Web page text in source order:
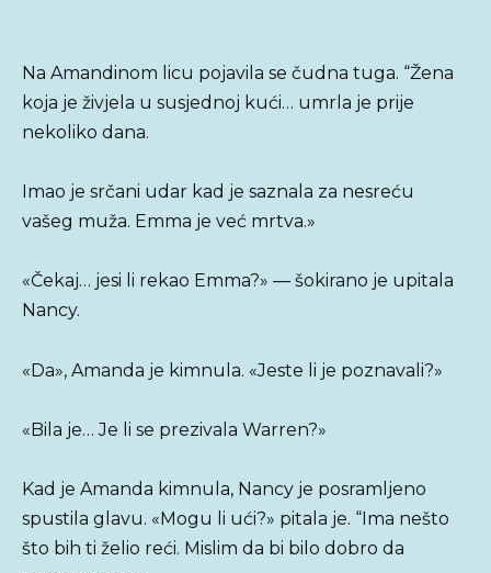
Na Amandinom licu pojavila se čudna tuga. “Žena
koja je živjela u susjednoj kući… umrla je prije
nekoliko dana.
Imao je srčani udar kad je saznala za nesreću
vašeg muža. Emma je već mrtva.»
«Čekaj… jesi li rekao Emma?» — šokirano je upitala
Nancy.
«Da», Amanda je kimnula. «Jeste li je poznavali?»
«Bila je… Je li se prezivala Warren?»
Kad je Amanda kimnula, Nancy je posramljeno
spustila glavu. «Mogu li ući?» pitala je. “Ima nešto
što bih ti želio reći. Mislim da bi bilo dobro da